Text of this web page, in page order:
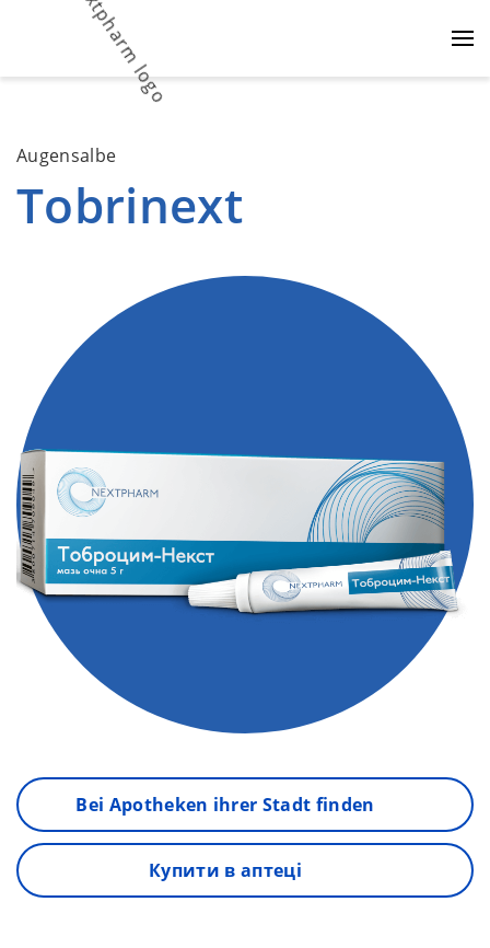
Augensalbe
Tobrinext
Bei Apotheken ihrer Stadt finden
Купити в аптеці